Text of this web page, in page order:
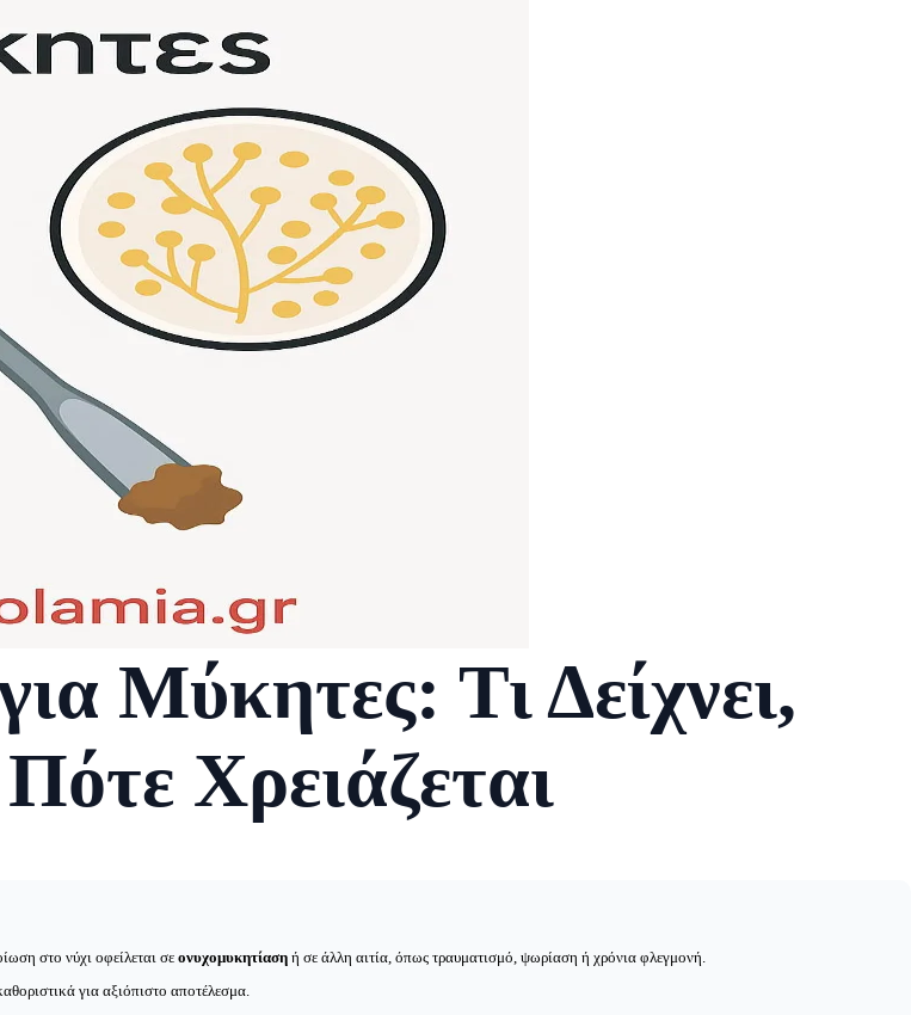
Μύκητες: Τι Δείχνει,
Χρειάζεται
στο νύχι οφείλεται σε ονυχομυκητίαση ή σε άλλη αιτία, όπως τραυματισμό, ψωρίαση ή χρόνια φλεγμονή.
για αξιόπιστο αποτέλεσμα.